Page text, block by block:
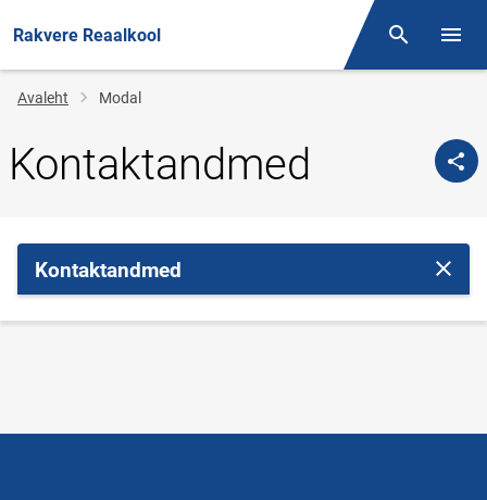
Rakvere Reaalkool Otsing
Jälglink
Avaleht Modal
Kontaktandmed
Kontaktandmed Sulge